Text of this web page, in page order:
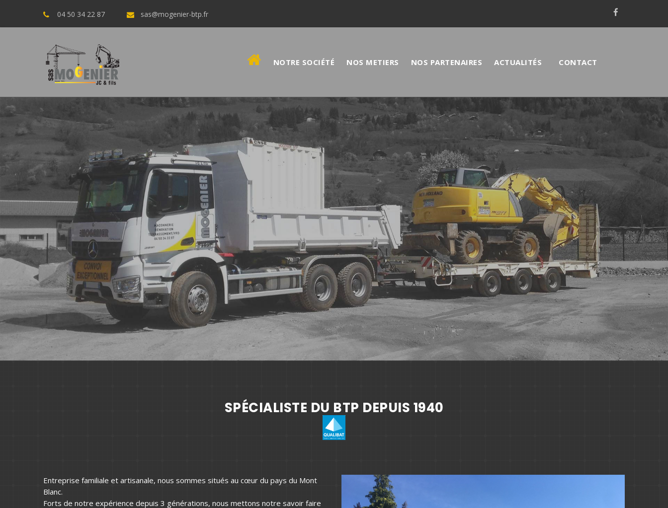
04 50 34 22 87 sas@mogenier-btp.fr
NOTRE SOCIÉTÉ NOS METIERS NOS PARTENAIRES ACTUALITÉS CONTACT
SPÉCIALISTE DU BTP DEPUIS 1940
Entreprise familiale et artisanale, nous sommes situés au cœur du pays du Mont
Blanc.
Forts de notre expérience depuis 3 générations, nous mettons notre savoir faire